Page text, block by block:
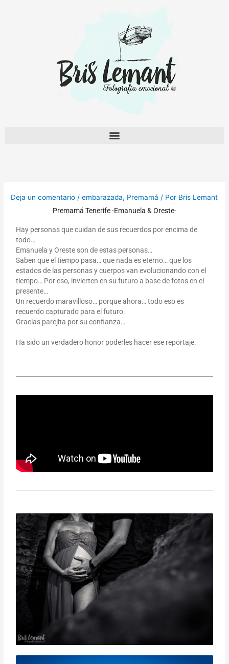
Deja un comentario /embarazada, Premamá / Por Bris Lemant
Premamá Tenerife -Emanuela & Oreste-
Hay personas que cuidan de sus recuerdos por encima de
todo…
Emanuela y Oreste son de estas personas…
Saben que el tiempo pasa… que nada es eterno… que los
estados de las personas y cuerpos van evolucionando con el
tiempo… Por eso, invierten en su futuro a base de fotos en el
presente…
Un recuerdo maravilloso… porque ahora… todo eso es
recuerdo capturado para el futuro.
Gracias parejita por su confianza…
Ha sido un verdadero honor poderles hacer ese reportaje.